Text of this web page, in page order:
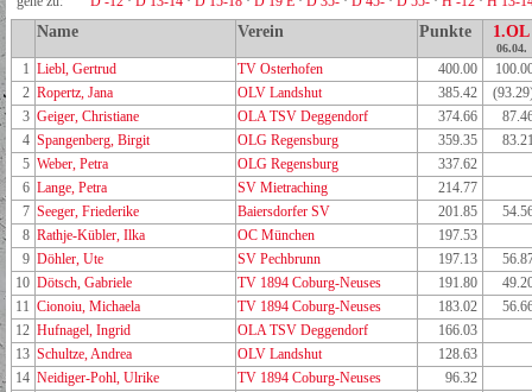
Name Verein Punkte 1.OL
06.04.
1 Liebl, Gertrud TV Osterhofen 400.00
2 Ropertz, Jana OLV Landshut 385.42
3 Geiger, Christiane OLA TSV Deggendorf 374.66
4 Spangenberg, Birgit OLG Regensburg 359.35
5 Weber, Petra OLG Regensburg
337.62
6 Lange, Petra SV Mietraching
214.77
7 Seeger, Friederike Baiersdorfer SV 201.85
8 Rathje-Kübler, Ilka OC München
197.53
9 Döhler, Ute SV Pechbrunn 197.13
10 Dötsch, Gabriele TV 1894 Coburg-Neuses 191.80
11 Cionoiu, Michaela TV 1894 Coburg-Neuses 183.02
12 Hufnagel, Ingrid OLA TSV Deggendorf
166.03
13 Schultze, Andrea OLV Landshut
128.63
14 Neidiger-Pohl, Ulrike TV 1894 Coburg-Neuses
96.32